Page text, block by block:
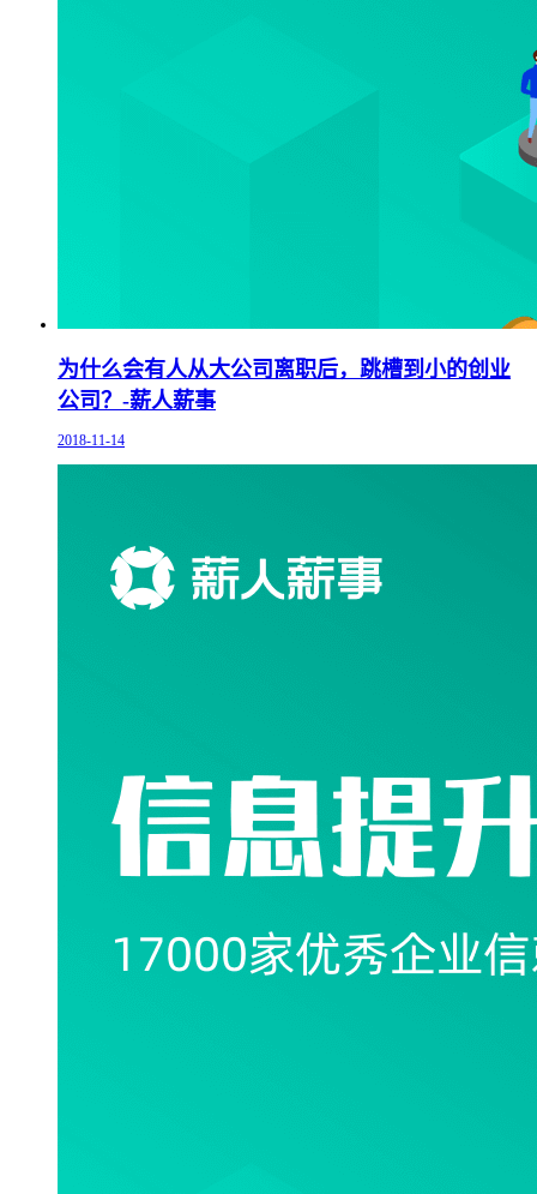
为什么会有人从大公司离职后，跳槽到小的创业
公司？-薪人薪事
2018-11-14